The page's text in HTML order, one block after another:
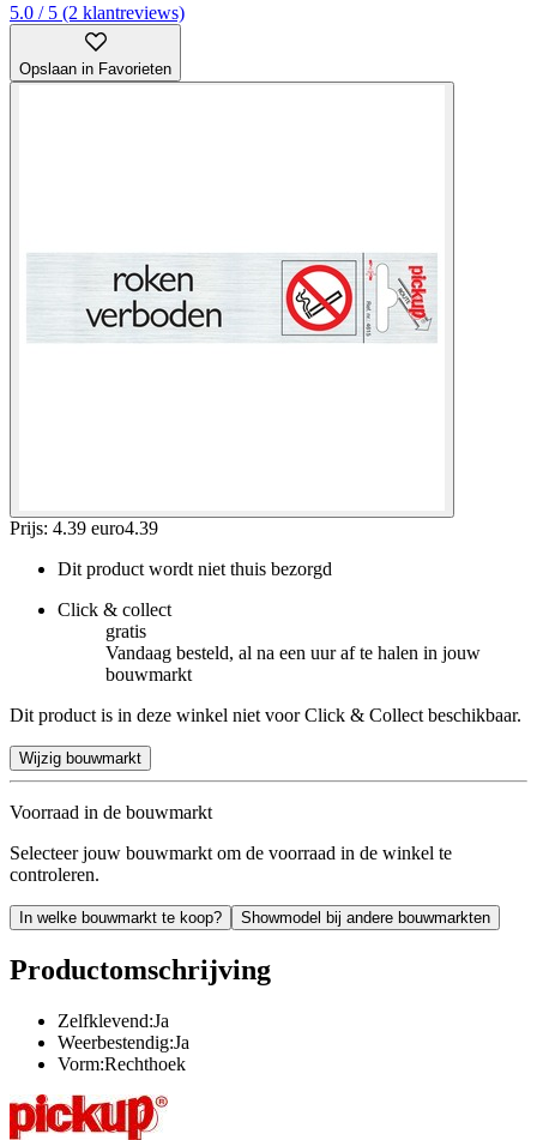
5.0 / 5 (2 klantreviews)
Opslaan in Favorieten
Prijs: 4.39 euro4.39
Dit product wordt niet thuis bezorgd
Click & collect
gratis
Vandaag besteld, al na een uur af te halen in jouw
bouwmarkt
Dit product is in deze winkel niet voor Click & Collect beschikbaar.
Wijzig bouwmarkt
Voorraad in de bouwmarkt
Selecteer jouw bouwmarkt om de voorraad in de winkel te
controleren.
In welke bouwmarkt te koop? Showmodel bij andere bouwmarkten
Productomschrijving
Zelfklevend:Ja
Weerbestendig:Ja
Vorm:Rechthoek